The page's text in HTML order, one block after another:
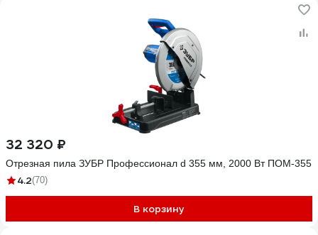
32 320 ₽
Отрезная пила ЗУБР Профессионал d 355 мм, 2000 Вт ПОМ-355
4.2(70)
В корзину